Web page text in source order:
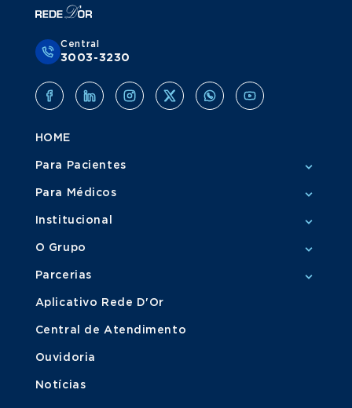
Central
3003-3230
HOME
Para Pacientes
Para Médicos
Institucional
O Grupo
Parcerias
Aplicativo Rede D'Or
Central de Atendimento
Ouvidoria
Notícias